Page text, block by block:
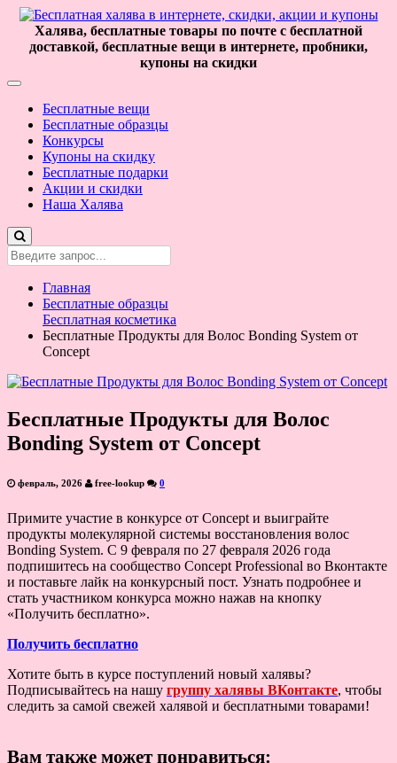
Халява, бесплатные товары по почте с бесплатной
доставкой, бесплатные вещи в интернете, пробники,
купоны на скидки
Бесплатные вещи
Бесплатные образцы
Конкурсы
Купоны на скидку
Бесплатные подарки
Акции и скидки
Наша Халява
Главная
Бесплатные образцы
Бесплатная косметика
Бесплатные Продукты для Волос Bonding System от
Concept
Бесплатные Продукты для Волос
Bonding System от Concept
февраль, 2026 free-lookup 0
Примите участие в конкурсе от Concept и выиграйте
продукты молекулярной системы восстановления волос
Bonding System. С 9 февраля по 27 февраля 2026 года
подпишитесь на сообщество Concept Professional во Вконтакте
и поставьте лайк на конкурсный пост. Узнать подробнее и
стать участником конкурса можно нажав на кнопку
«Получить бесплатно».
Получить бесплатно
Хотите быть в курсе поступлений новый халявы?
Подписывайтесь на нашу группу халявы ВКонтакте, чтобы
следить за самой свежей халявой и бесплатными товарами!
Вам также может понравиться: